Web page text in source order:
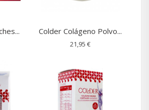
Colder Colágeno Polvo...
21,95 €